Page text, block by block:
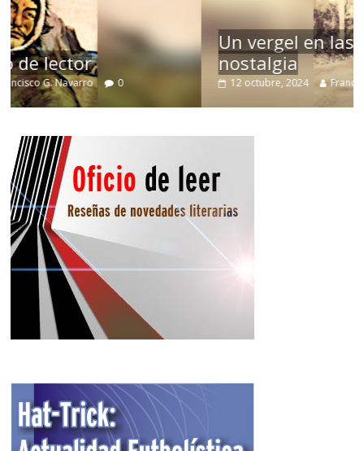
Un vergel en las nieblas de la
nostalgia
12 octubre, 2024 Francisco G. Navarro 0